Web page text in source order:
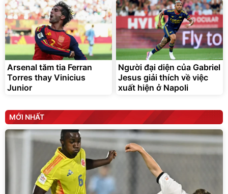
Arsenal tăm tia Ferran
Torres thay Vinicius
Junior
Người đại diện của Gabriel
Jesus giải thích về việc
xuất hiện ở Napoli
MỚI NHẤT